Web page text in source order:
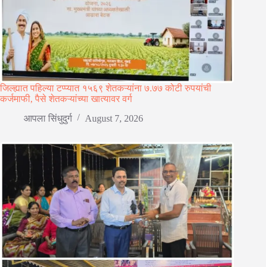
जिल्ह्यात पहिल्या टप्प्यात १५६९ शेतकऱ्यांना ७.७७ कोटी रुपयांची
कर्जमाफी, पैसे शेतकऱ्यांच्या खात्यावर वर्ग
आपला सिंधुदुर्ग
August 7, 2026